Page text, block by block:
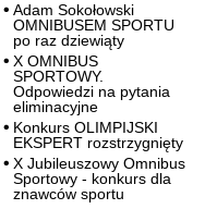
Adam Sokołowski
OMNIBUSEM SPORTU
po raz dziewiąty
X OMNIBUS
SPORTOWY.
Odpowiedzi na pytania
eliminacyjne
Konkurs OLIMPIJSKI
EKSPERT rozstrzygnięty
X Jubileuszowy Omnibus
Sportowy - konkurs dla
znawców sportu